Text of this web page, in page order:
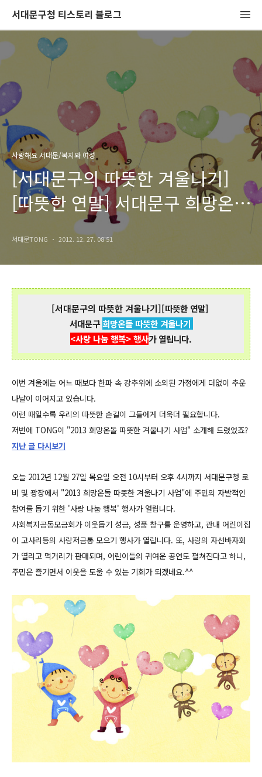
서대문구청 티스토리 블로그
사랑해요 서대문/복지와 여성
[서대문구의 따뜻한 겨울나기]
[따뜻한 연말] 서대문구 희망온돌
따뜻한 겨울나기 <사랑 나눔 행복
서대문TONG 2012. 12. 27. 08:51
[서대문구의 따뜻한 겨울나기][따뜻한 연말]
서대문구희망온돌 따뜻한 겨울나기
<사랑 나눔 행복> 행사가 열립니다.
이번 겨울에는 어느 때보다 한파 속 강추위에 소외된 가정에게 더없이 추운
나날이 이어지고 있습니다.
이런 때일수록 우리의 따뜻한 손길이 그들에게 더욱더 필요합니다.
저번에 TONG이 "2013 희망온돌 따뜻한 겨울나기 사업" 소개해 드렸었죠?
지난 글 다시보기
오늘 2012년 12월 27일 목요일 오전 10시부터 오후 4시까지 서대문구청 로
비 및 광장에서 "2013 희망온돌 따뜻한 겨울나기 사업"에 주민의 자발적인
참여를 돕기 위한 '사랑 나눔 행복' 행사가 열립니다.
사회복지공동모금회가 이웃돕기 성금, 성품 창구를 운영하고, 관내 어린이집
이 고사리등의 사랑저금통 모으기 행사가 열립니다. 또, 사랑의 자선바자회
가 열리고 먹거리가 판매되며, 어린이들의 귀여운 공연도 펼쳐진다고 하니,
주민은 즐기면서 이웃을 도울 수 있는 기회가 되겠네요.^^